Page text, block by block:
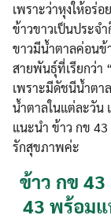
เพราะว่าหุงให้อร่
ข้าวขาวเป็นประจ
ขาวมีน้ำตาลค่อนข้
สายพันธ์ุที่เรียกว่า
เพราะมีดัชนีน้ำตา
น้ำตาลในแต่ละวัน
แนะนำ ข้าว กข
รักสุขภาพค่ะ
ข้าว กข
43 พร้อม